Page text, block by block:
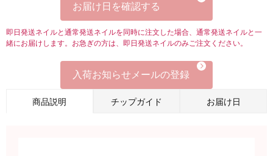
お届け日を確認する
即日発送ネイルと通常発送ネイルを同時に注文した場合、通常発送ネイルと一
緒にお届けします。お急ぎの方は、即日発送ネイルのみご注文ください。
入荷お知らせメールの登録
商品説明 チップガイド お届け日